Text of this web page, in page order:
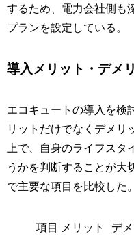
するため、電力会社側も
プランを設定している。
導入メリット・デメ
エコキュートの導入を検
リットだけでなくデメリ
上で、自身のライフスタ
うかを判断することが大
で主要な項目を比較した。
項目 メリット デ